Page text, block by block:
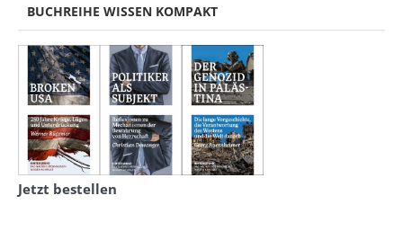
BUCHREIHE WISSEN KOMPAKT
Jetzt bestellen